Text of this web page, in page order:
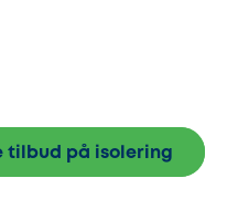
tilbud på isolering